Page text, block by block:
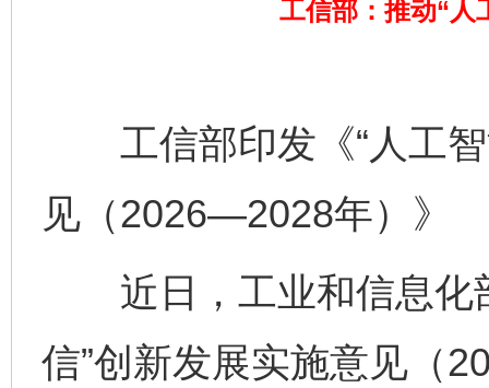
工信部：推动“人
工信部印发《“人工智
见（2026—2028年）》
近日，工业和信息化
信”创新发展实施意见（